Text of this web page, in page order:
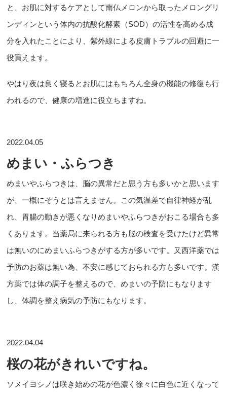
と、お肌に対するケアとして南仏メロンから取ったメロングリ
ンディンという体内の抗酸化酵素（SOD）の活性を高める成
分を入れたことにより、紫外線による皮膚トラブルの回避に一
役買えます。
やはり夜は良く寝るとお肌にはもちろん全身の機能の修復も行
われるので、健康の増進に役立ちますね。
2022.04.05
めまい・ふらつき
めまいやふらつきは、脳の異常だと思う方も多いかと思います
が、一概にそうとは言えません。この気温差で自律神経が乱
れ、胃腸の動きが悪くなりめまいやふらつきがおこる場合も多
くあります。当薬局に来られる方も脳の検査を受けたけど異常
は無いのにめまいふらつきがする方が多いです。又西洋薬では
予防のお薬は無い為、不安に感じておられる方も多いです。漢
方薬では体の調子を整えるので、めまいの予防にもなります
し、体調を整え病気の予防にもなります。
2022.04.04
桜の花がきれいですね。
ソメイヨシノは咲き始めの花が色濃く徐々に白色に近くなって